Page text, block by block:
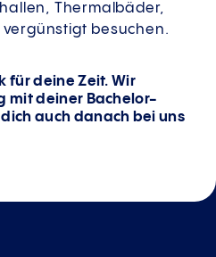
Thermalbäder,
besuchen.
für deine Zeit. Wir
mit deiner Bachelor-
auch danach bei uns